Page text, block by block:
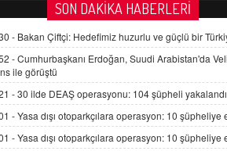
AV. DOĞAN CAN DOĞAN
Kişisel verilerin korunması ve
hukukun gelişimi
15.09.2025 16:17
SEHER EREK
Kış Ayları Geldi, Hangi Önlemler
Alınmalı?
9.12.2025 10:11
SON DAKİKA HABERLERİ
- Bakan Çiftçi: Hedefimiz huzurlu ve güçlü bir
-Cumhurbaşkanı Erdoğan, Suudi Arabistan'da
ile görüştü
-30 ilde DEAŞ operasyonu: 104 şüpheli yakalandı
-Yasa dışı otoparkçılara operasyon: 10 şüpheliye
-Yasa dışı otoparkçılara operasyon: 10 şüpheliye